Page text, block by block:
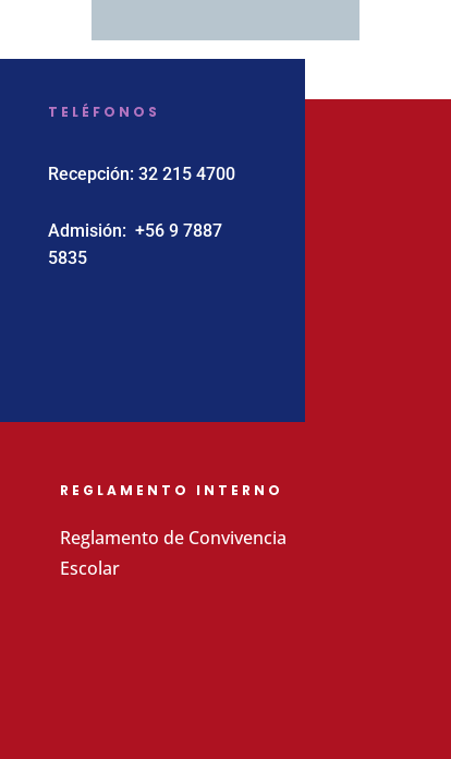
TELÉFONOS
Recepción: 32 215 4700
Admisión: ‪+56 9 7887
5835
REGLAMENTO INTERNO
Reglamento de Convivencia
Escolar